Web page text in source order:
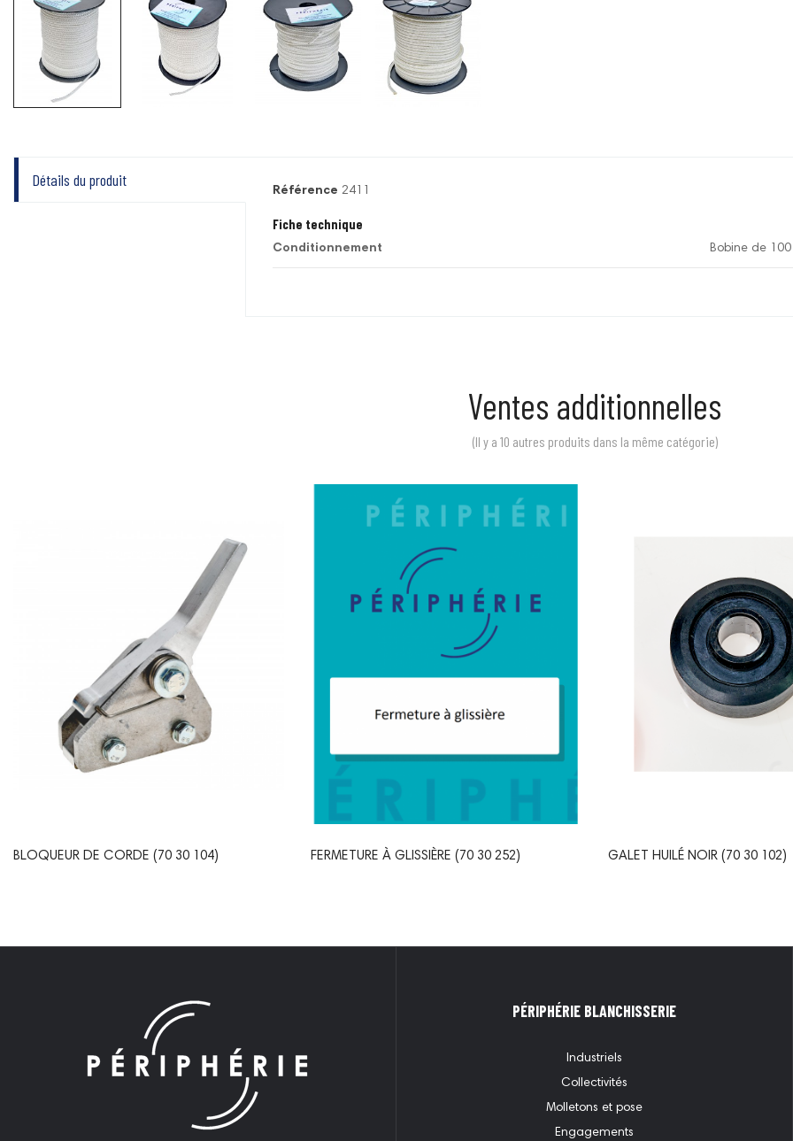
Détails du produit
Référence 2411
Fiche technique
Conditionnement Bobine de
Ventes additionnelles
(Il y a 10 autres produits dans la même catégorie)
BLOQUEUR DE CORDE (70 30 104) FERMETURE À GLISSIÈRE (70 30 252) GALET HUILÉ NOIR (70 30 102)
PÉRIPHÉRIE BLANCHISSERIE
Industriels
Collectivités
Molletons et pose
Engagements